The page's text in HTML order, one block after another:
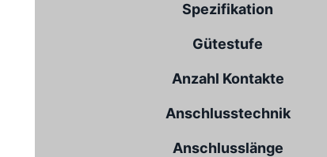
Spezifikation
Gütestufe
Anzahl Kontakte
Anschlusstechnik
Anschlusslänge